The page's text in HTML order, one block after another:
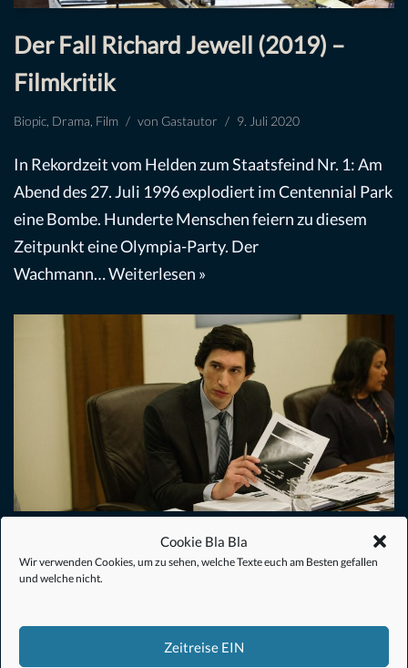
Cookie Bla Bla
Wir verwenden Cookies, um zu sehen, welche Texte euch am Besten gefallen
und welche nicht.
Zeitreise EIN
Der Fall Richard Jewell (2019) –
Filmkritik
Biopic Drama Film von Gastautor 9. Juli 2020
In Rekordzeit vom Helden zum Staatsfeind Nr. 1: Am
Abend des 27. Juli 1996 explodiert im Centennial Park
eine Bombe. Hunderte Menschen feiern zu diesem
Zeitpunkt eine Olympia-Party. Der
Wachmann…Weiterlesen »
The Report (2019) – Filmkritik
Biopic,Drama,Film
„Das Gewicht der Informationen“ In unserer
schnelllebigen Welt der Informationen findet immer